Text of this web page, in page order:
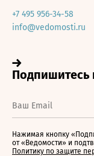
+7 495 956-34-58
info@vedomosti.ru
Нажимая кнопку
от «Ведомости» и
Политику по защите